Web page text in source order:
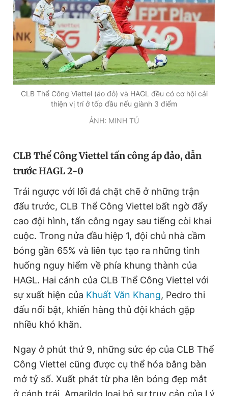
m
n
CLB Thể Công Viettel (áo đỏ) và HAGL đều có cơ hội cải
thiện vị trí ở tốp đầu nếu giành 3 điểm
ẢNH: MINH TÚ
CLB Thể Công Viettel tấn công áp đảo, dẫn
trước HAGL 2-0
Trái ngược với lối đá chặt chẽ ở những trận
đấu trước, CLB Thể Công Viettel bất ngờ đẩy
cao đội hình, tấn công ngay sau tiếng còi khai
cuộc. Trong nửa đầu hiệp 1, đội chủ nhà cầm
bóng gần 65% và liên tục tạo ra những tình
huống nguy hiểm về phía khung thành của
HAGL. Hai cánh của CLB Thể Công Viettel với
sự xuất hiện của Khuất Văn Khang, Pedro thi
đấu nổi bật, khiến hàng thủ đội khách gặp
nhiều khó khăn.
Ngay ở phút thứ 9, những sức ép của CLB Thể
Công Viettel cũng được cụ thể hóa bằng bàn
mở tỷ số. Xuất phát từ pha lên bóng đẹp mắt
ở cánh trái, Amarildo loại bỏ sự truy cản của Lý